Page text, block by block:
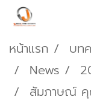
หน้าแรก บท
News
สัมภาษณ์ คุ